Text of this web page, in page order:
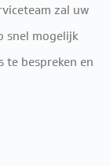
zal uw
snel mogelijk
te bespreken en